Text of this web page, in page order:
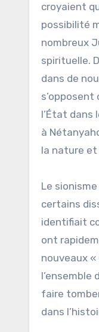
croyaient
possibilité
nombreux
spirituelle.
dans de
l’État dans
à
la nature et
Le
certains
identifiait
ont
nouveaux
l’ensemble
faire
dans